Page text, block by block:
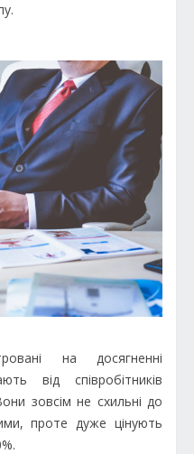
на досягненні
від співробітників
зовсім не схильні до
проте дуже цінують